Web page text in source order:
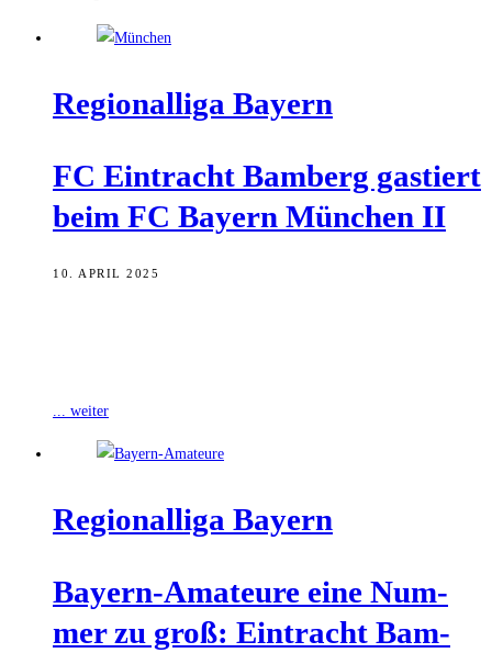
Regio­nal­li­ga Bayern
FC Ein­tracht Bam­berg gas­tiert
beim FC Bay­ern Mün­chen II
10. APRIL 2025
... weiter
Regio­nal­li­ga Bayern
Bay­ern-Ama­teu­re eine Num­
mer zu groß: Ein­tracht Bam­